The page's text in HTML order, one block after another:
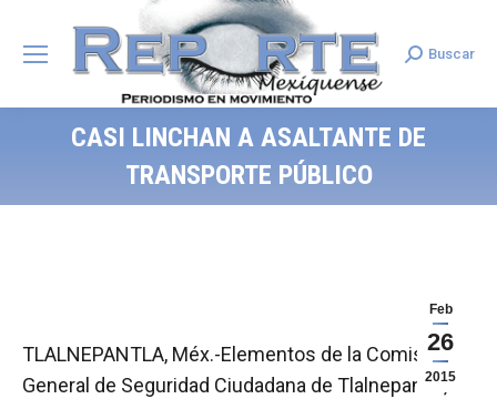
Search:
Buscar
CASI LINCHAN A ASALTANTE DE
TRANSPORTE PÚBLICO
Feb
26
2015
TLALNEPANTLA, Méx.-Elementos de la Comisaría
General de Seguridad Ciudadana de Tlalnepantla,